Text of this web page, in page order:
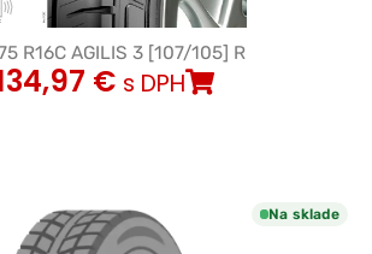
R16C AGILIS 3 [107/105] R
€ s DPH
Na sklade